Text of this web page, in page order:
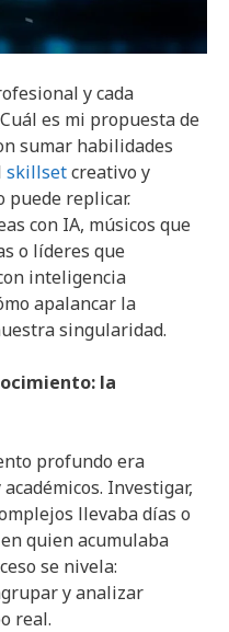
y cada
es mi propuesta de
sumar habilidades
skillsetcreativo y
puede replicar.
con IA, músicos que
o líderes que
inteligencia
apalancar la
singularidad.
la
profundo era
Investigar,
llevaba días o
quien acumulaba
se nivela:
y analizar
real.